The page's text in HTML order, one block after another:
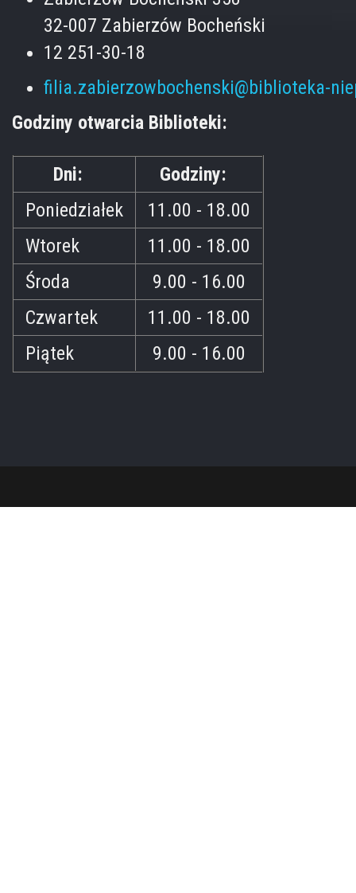
32-007 Zabierzów Bocheński
12 251-30-18
filia.zabierzowbochenski@biblioteka-
Godziny otwarcia Biblioteki:
Dni:
Godziny:
Poniedziałek
11.00 - 18.00
Wtorek
11.00 - 18.00
Środa
9.00 - 16.00
Czwartek
11.00 - 18.00
Piątek
9.00 - 16.00